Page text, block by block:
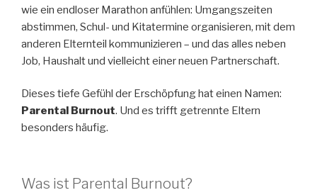
wie ein endloser Marathon anfühlen: Umgangszeiten
abstimmen, Schul- und Kitatermine organisieren, mit dem
anderen Elternteil kommunizieren – und das alles neben
Job, Haushalt und vielleicht einer neuen Partnerschaft.
Dieses tiefe Gefühl der Erschöpfung hat einen Namen:
Parental Burnout. Und es trifft getrennte Eltern
besonders häufig.
Was ist Parental Burnout?